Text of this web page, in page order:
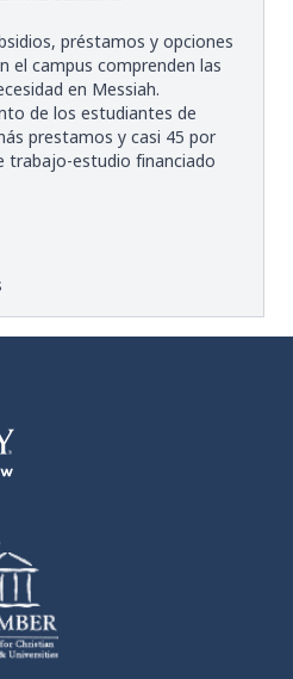
préstamos y opciones
el campus comprenden las
en Messiah.
de los estudiantes de
prestamos y casi 45 por
trabajo-estudio financiado